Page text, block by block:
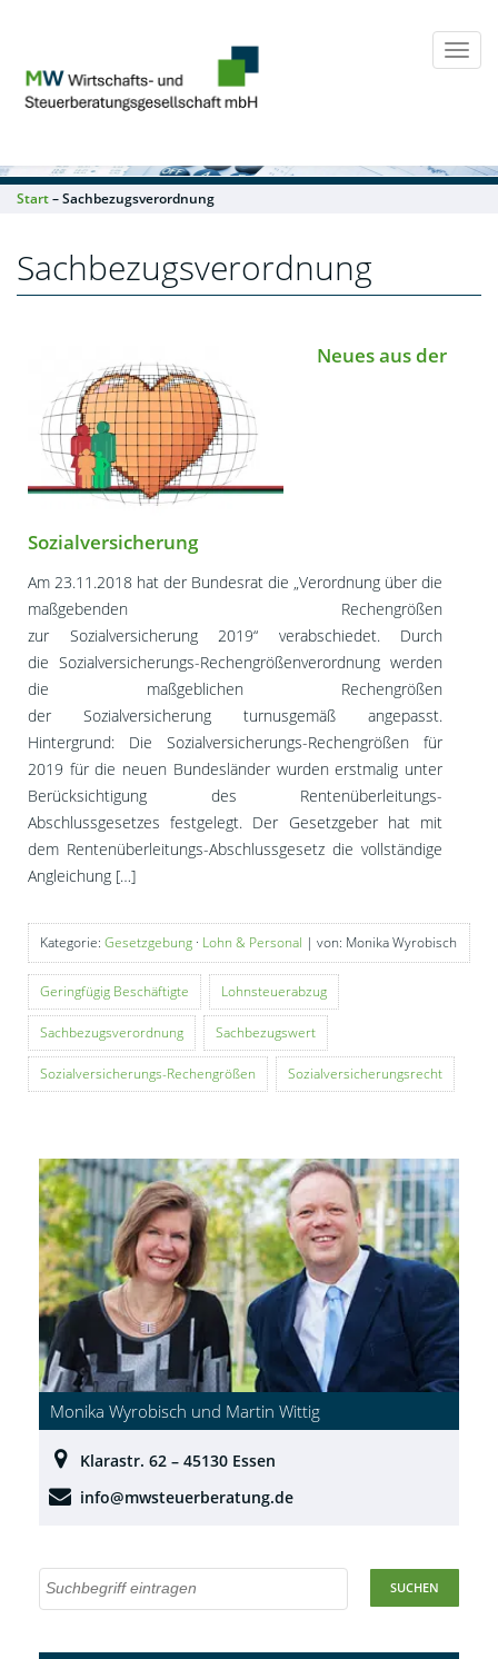
Start– Sachbezugsverordnung
Sachbezugsverordnung
Neues aus der
Sozialversicherung
Am 23.11.2018 hat der Bundesrat die „Verordnung über die
maßgebenden Rechengrößen
zur Sozialversicherung 2019“ verabschiedet. Durch
die Sozialversicherungs-Rechengrößenverordnung werden
die maßgeblichen Rechengrößen
der Sozialversicherung turnusgemäß angepasst.
Hintergrund: Die Sozialversicherungs-Rechengrößen für
2019 für die neuen Bundesländer wurden erstmalig unter
Berücksichtigung des Rentenüberleitungs-
Abschlussgesetzes festgelegt. Der Gesetzgeber hat mit
dem Rentenüberleitungs-Abschlussgesetz die vollständige
Angleichung […]
Kategorie: Gesetzgebung · Lohn & Personal | von: Monika Wyrobisch
Geringfügig Beschäftigte Lohnsteuerabzug
Sachbezugsverordnung Sachbezugswert
Sozialversicherungs-Rechengrößen Sozialversicherungsrecht
Monika Wyrobisch und Martin Wittig
Klarastr. 62 – 45130 Essen
info@mwsteuerberatung.de